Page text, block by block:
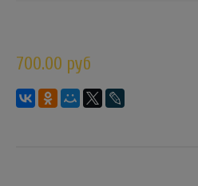
700.00 руб